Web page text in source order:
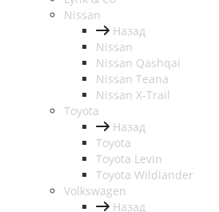
Nissan
Назад
Nissan
Nissan Qashqai
Nissan Teana
Nissan X-Trail
Toyota
Назад
Toyota
Toyota Levin
Toyota Wildlander
Volkswagen
Назад